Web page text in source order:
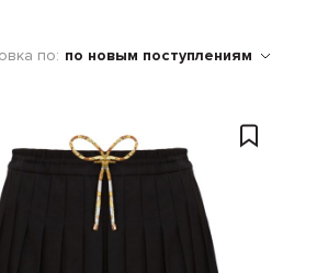
по: по новым поступлениям